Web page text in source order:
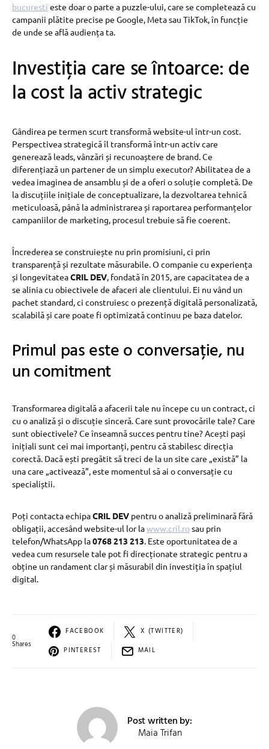
bucuresti este doar o parte a puzzle-ului, care se completează cu
campanii plătite precise pe Google, Meta sau TikTok, în funcție
de unde se află audiența ta.
Investiția care se întoarce: de
la cost la activ strategic
Gândirea pe termen scurt transformă website-ul într-un cost.
Perspectivea strategică îl transformă într-un activ care
generează leads, vânzări și recunoaștere de brand. Ce
diferențiază un partener de un simplu executor? Abilitatea de a
vedea imaginea de ansamblu și de a oferi o soluție completă. De
la discuțiile inițiale de conceptualizare, la dezvoltarea tehnică
meticuloasă, până la administrarea și raportarea performanțelor
campaniilor de marketing, procesul trebuie să fie coerent.
Încrederea se construiește nu prin promisiuni, ci prin
transparență și rezultate măsurabile. O companie cu experiența
și longevitateaCRIL DEV, fondată în 2015, are capacitatea de a
se alinia cu obiectivele de afaceri ale clientului. Ei nu vând un
pachet standard, ci construiesc o prezență digitală personalizată,
scalabilă și care poate fi optimizată continuu pe baza datelor.
Primul pas este o conversație, nu
un comitment
Transformarea digitală a afacerii tale nu începe cu un contract, ci
cu o analiză și o discuție sinceră. Care sunt provocările tale? Care
sunt obiectivele? Ce înseamnă succes pentru tine? Acești pași
inițiali sunt cei mai importanți, pentru că stabilesc direcția
corectă. Dacă ești pregătit să treci de la un site care „există” la
una care „activează”, este momentul să ai o conversație cu
specialiștii.
Poți contacta echipaCRIL DEV pentru o analiză preliminară fără
obligații, accesând website-ul lor lawww.cril.rosau prin
telefon/WhatsApp la0768 213 213. Este oportunitatea de a
vedea cum resursele tale pot fi direcționate strategic pentru a
obține un randament clar și măsurabil din investiția în spațiul
digital.
0
Shares
FACEBOOK
X (TWITTER)
PINTEREST
MAIL
Post written by:
Maia Trifan